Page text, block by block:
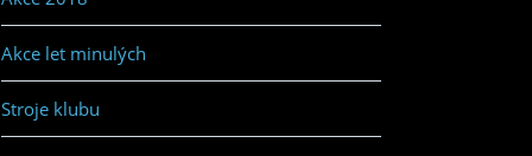
Akce let minulých
Stroje klubu